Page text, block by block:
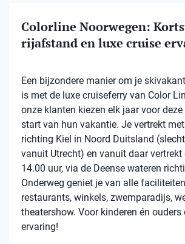
Colorline Noorwegen:
rijafstand en luxe cruise
Een bijzondere manier om je
is met de luxe cruiseferry van Color
onze klanten kiezen elk jaar voor
start van hun vakantie. Je vertrekt
richting Kiel in Noord Duitsland
vanuit Utrecht) en vanuit daar vertrekt
14.00 uur, via de Deense wateren
Onderweg geniet je van alle
restaurants, winkels, zwemparadijs,
theatershow. Voor kinderen én ouders
ervaring!